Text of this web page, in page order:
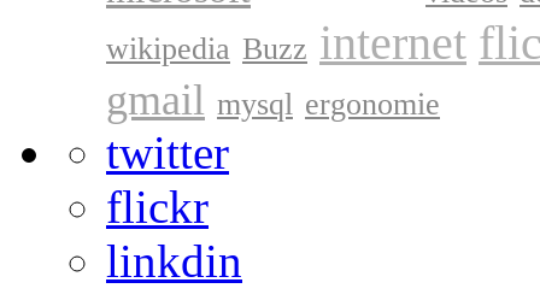
wikipedia Buzz internet
gmail mysql ergonomie
twitter
flickr
linkdin